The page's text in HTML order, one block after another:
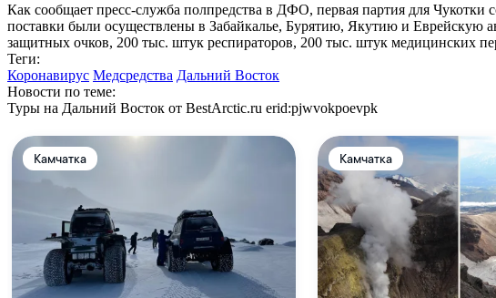
Как сообщает пресс-служба полпредства в ДФО, первая партия для
поставки были осуществлены в Забайкалье, Бурятию, Якутию и Еврейскую
защитных очков, 200 тыс. штук респираторов, 200 тыс. штук медицинских
Теги:
Коронавирус Медсредства Дальний Восток
Новости по теме:
Туры на Дальний Восток от BestArctic.ru erid:pjwvokpoevpk